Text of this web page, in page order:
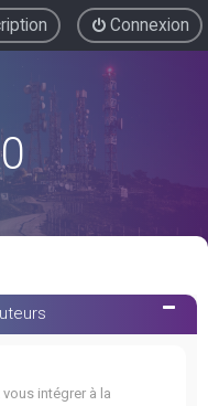
Connexion
intégrer à la